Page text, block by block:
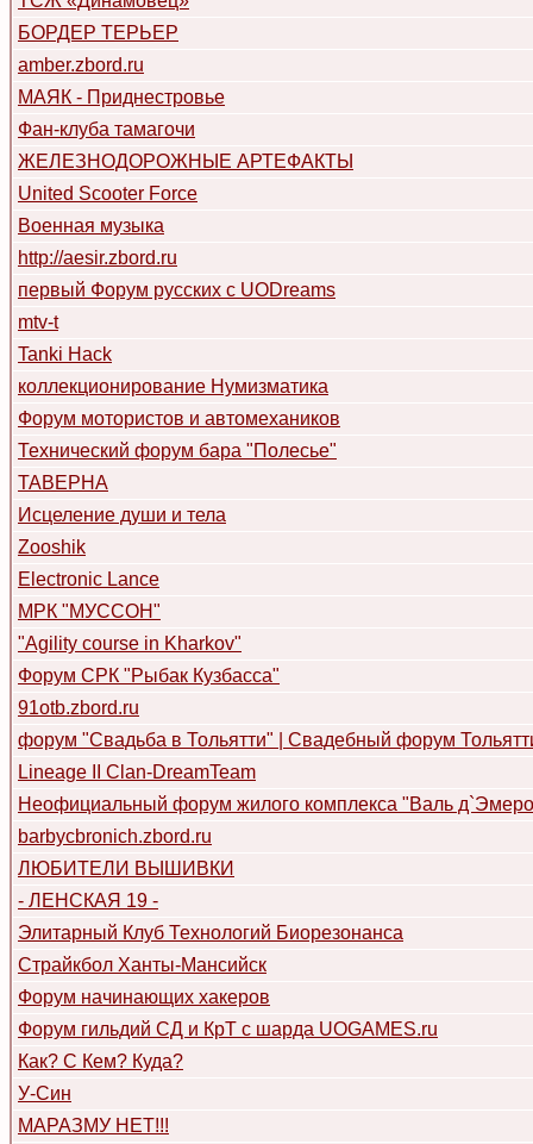
БОРДЕР ТЕРЬЕР
amber.zbord.ru
МАЯК - Приднестровье
Фан-клуба тамагочи
ЖЕЛЕЗНОДОРОЖНЫЕ АРТЕФАКТЫ
United Scooter Force
Военная музыка
http://aesir.zbord.ru
первый Форум русских с UODreams
mtv-t
Tanki Hack
коллекционирование Нумизматика
Форум мотористов и автомехаников
Технический форум бара "Полесье"
ТАВЕРНА
Исцеление души и тела
Zooshik
Electronic Lance
МРК "МУССОН"
"Аgility course in Kharkov"
Форум СРК "Рыбак Кузбасса"
91otb.zbord.ru
форум "Свадьба в Тольятти" | Свадебный форум
Lineage II Clan-DreamTeam
Неофициальный форум жилого комплекса "Валь
barbycbronich.zbord.ru
ЛЮБИТЕЛИ ВЫШИВКИ
- ЛЕНСКАЯ 19 -
Элитарный Клуб Технологий Биорезонанса
Страйкбол Ханты-Мансийск
Форум начинающих хакеров
Форум гильдий СД и КрТ с шарда UOGAMES.ru
Как? С Кем? Куда?
У-Син
МАРАЗМУ НЕТ!!!